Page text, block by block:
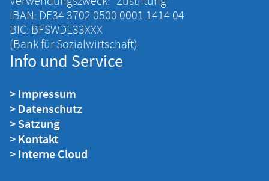
IBAN: DE34 ‍3702 ‍0500 ‍0001 ‍1414 ‍04
BIC: BFSWDE33XXX
(Bank für Sozialwirtschaft)
Info und Service
> Impressum
> Datenschutz
> Satzung
> Kontakt
> Interne Cloud